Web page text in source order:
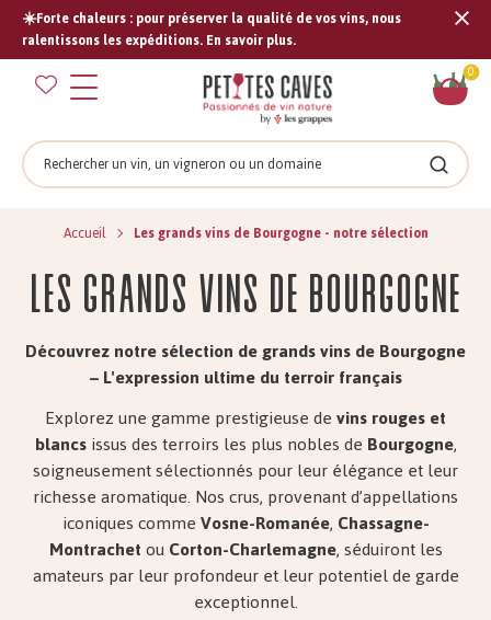
☀️Forte chaleurs : pour préserver la qualité de vos vins, nous
ralentissons les expéditions. En savoir plus.
0
Rechercher
Accueil Les grands vins de Bourgogne - notre sélection
Les grands vins de Bourgogne
Découvrez notre sélection de grands vins de Bourgogne
– L'expression ultime du terroir français
Explorez une gamme prestigieuse devins rouges et
blancsissus des terroirs les plus nobles deBourgogne,
soigneusement sélectionnés pour leur élégance et leur
richesse aromatique. Nos crus, provenant d’appellations
iconiques commeVosne-Romanée,Chassagne-
MontrachetouCorton-Charlemagne, séduiront les
amateurs par leur profondeur et leur potentiel de garde
exceptionnel.